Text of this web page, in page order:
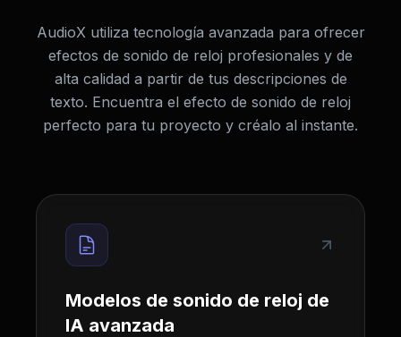
AudioX utiliza tecnología avanzada para ofrecer
efectos de sonido de reloj profesionales y de
alta calidad a partir de tus descripciones de
texto. Encuentra el efecto de sonido de reloj
perfecto para tu proyecto y créalo al instante.
Modelos de sonido de reloj de
IA avanzada